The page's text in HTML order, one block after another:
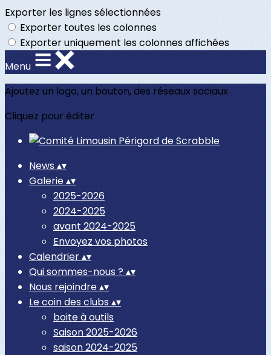
Exporter les lignes sélectionnées
Exporter toutes les colonnes
Exporter uniquement les colonnes affichées
Menu
Ajoutez un logo, un bouton, des réseaux sociaux
Cliquez pour éditer
News ▴▾
Galerie▴▾
2025-2026
2024-2025
avant 2024-2025
Envoyez vos photos
Calendrier▴▾
Qui sommes-nous ? ▴▾
Nous rejoindre▴▾
Le coin des clubs ▴▾
boite à outils
Saison 2025-2026
saison 2024-2025